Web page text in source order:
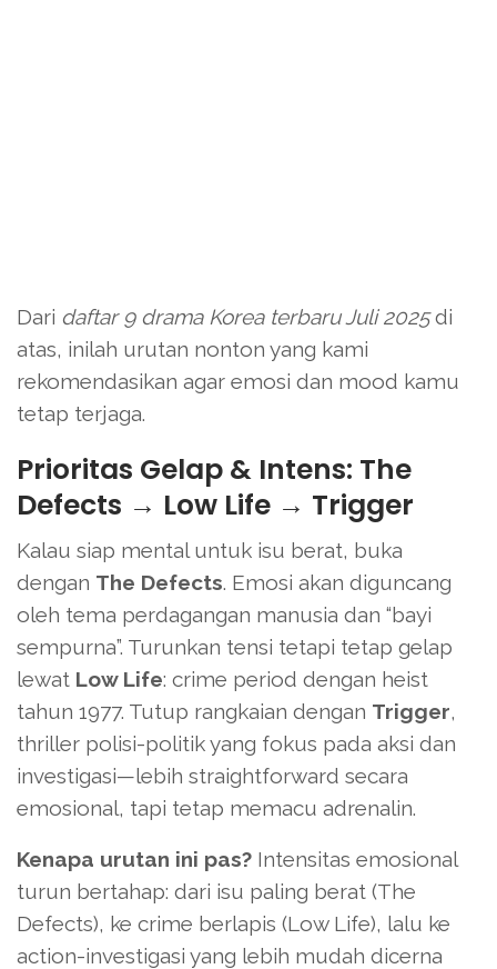
Dari daftar 9 drama Korea terbaru Juli 2025di
atas, inilah urutan nonton yang kami
rekomendasikan agar emosi dan mood kamu
tetap terjaga.
Prioritas Gelap & Intens: The
Defects → Low Life → Trigger
Kalau siap mental untuk isu berat, buka
dengan The Defects. Emosi akan diguncang
oleh tema perdagangan manusia dan “bayi
sempurna”. Turunkan tensi tetapi tetap gelap
lewat Low Life: crime period dengan heist
tahun 1977. Tutup rangkaian dengan Trigger,
thriller polisi-politik yang fokus pada aksi dan
investigasi—lebih straightforward secara
emosional, tapi tetap memacu adrenalin.
Kenapa urutan ini pas? Intensitas emosional
turun bertahap: dari isu paling berat (The
Defects), ke crime berlapis (Low Life), lalu ke
action-investigasi yang lebih mudah dicerna